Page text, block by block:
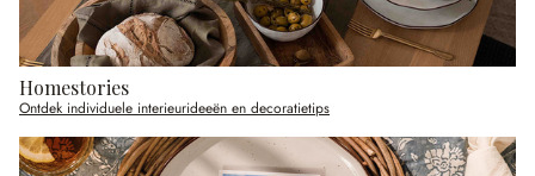
Homestories
Ontdek individuele interieurideeën en decoratietips